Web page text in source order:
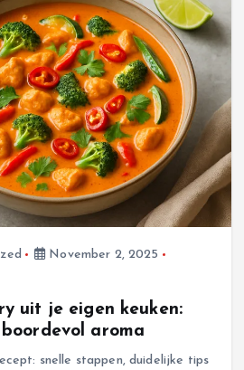
November 2, 2025
uit je eigen keuken:
aroma
snelle stappen, duidelijke tips